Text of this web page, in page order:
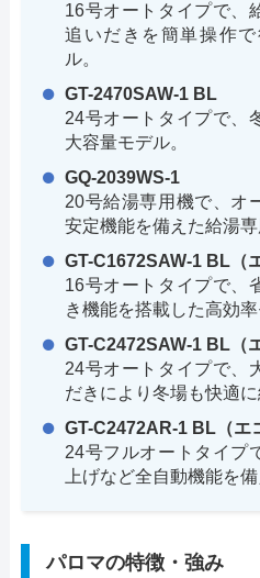
16号オートタイプで、
追いだきを簡単操作
ル。
GT-2470SAW-1 BL
24号オートタイプで、
大容量モデル。
GQ-2039WS-1
20号給湯専用機で、オ
安定機能を備えた給湯専
GT-C1672SAW-1 BL（
16号オートタイプで、
き機能を搭載した高効率
GT-C2472SAW-1 BL（
24号オートタイプで、
だきにより冬場も快適に
GT-C2472AR-1 BL（エ
24号フルオートタイプ
上げなど全自動機能を
パロマの特徴・強み